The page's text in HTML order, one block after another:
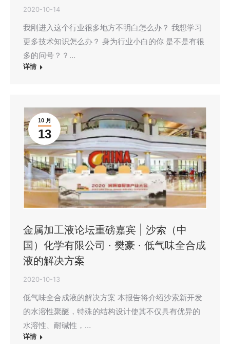
2020-10-14
我刚进入这个行业很多地方不明白怎么办？ 我想学习
更多技术知识怎么办？ 身为行业小白的你 是不是有很
多的问号？？…
详情
10 月
13
金属加工液论坛重磅嘉宾 | 沙索（中
国）化学有限公司 · 樊豪 · ​低气味全合成
液的解决方案
2020-10-13
低气味全合成液的解决方案 本报告将介绍沙索新开发
的水溶性聚醚，特殊的结构设计使其不仅具有优异的
水溶性、耐碱性，…
详情